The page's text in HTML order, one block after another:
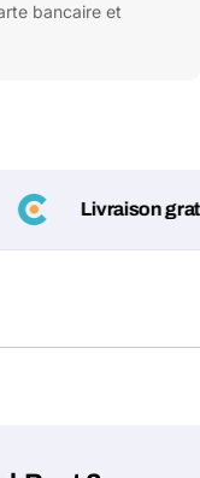
bancaire et
Livraison